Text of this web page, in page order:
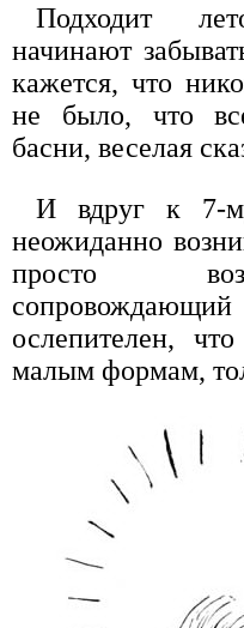
Подходит
начинают
кажется, что
не было, что
басни, веселая
И вдруг к 7-
неожиданно
просто
ослепителен,
малым формам,